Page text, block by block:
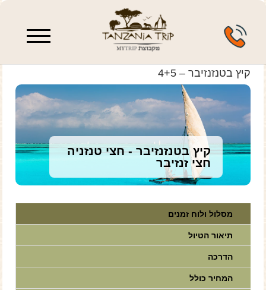
קיץ בטנזנזיבר – 4+5
קיץ בטנזנזיבר - חצי טנזניה
חצי זנזיבר
מסלול ולוח זמנים
תיאור הטיול
הדרכה
המחיר כולל